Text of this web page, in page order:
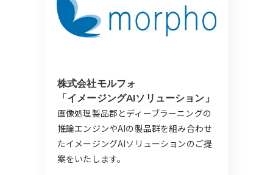
株式会社モルフォ
「イメージングAIソリューション」
​画像処理製品郡とディーブラーニングの
推論エンジンやAIの製品群を組み合わせ
たイメージングAIソリューションのご提
案をいたします。​